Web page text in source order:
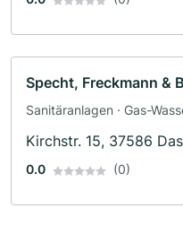
Specht, Freckmann &
Sanitäranlagen · Gas-
Kirchstr. 15, 37586
0.0 (0)